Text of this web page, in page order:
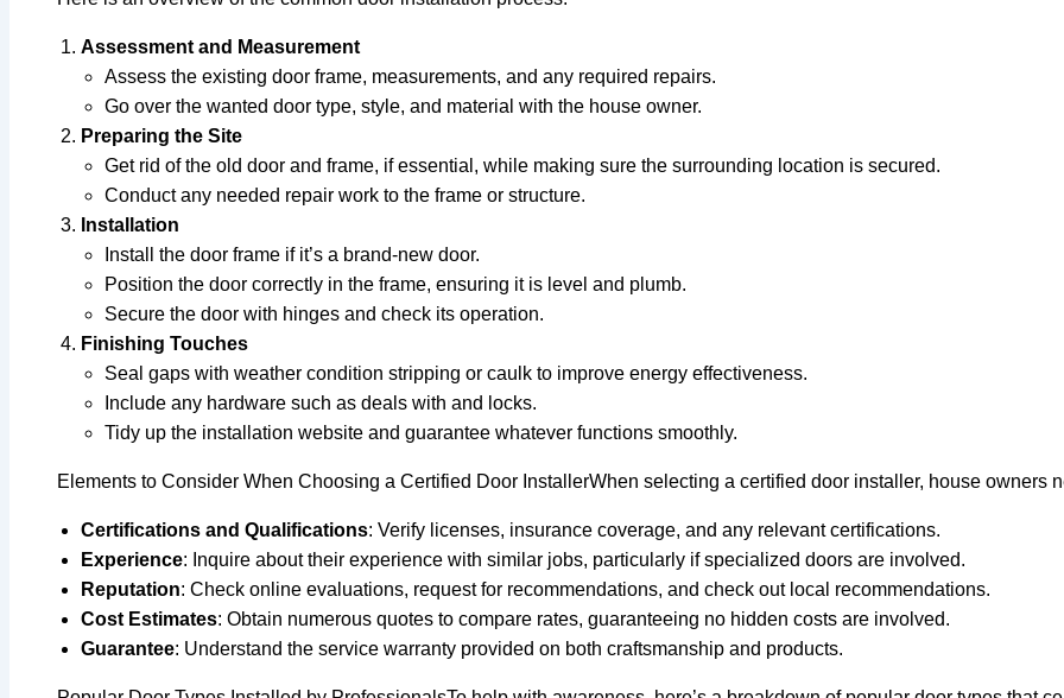
Assessment and Measurement
Assess the existing door frame, measurements, and any required repairs.
Go over the wanted door type, style, and material with the house owner.
Preparing the Site
Get rid of the old door and frame, if essential, while making sure the surrounding location is secured.
Conduct any needed repair work to the frame or structure.
Installation
Install the door frame if it’s a brand-new door.
Position the door correctly in the frame, ensuring it is level and plumb.
Secure the door with hinges and check its operation.
Finishing Touches
Seal gaps with weather condition stripping or caulk to improve energy effectiveness.
Include any hardware such as deals with and locks.
Tidy up the installation website and guarantee whatever functions smoothly.
Elements to Consider When Choosing a Certified Door InstallerWhen selecting a certified door installer, house owners
Certifications and Qualifications: Verify licenses, insurance coverage, and any relevant certifications.
Experience: Inquire about their experience with similar jobs, particularly if specialized doors are involved.
Reputation: Check online evaluations, request for recommendations, and check out local recommendations.
Cost Estimates: Obtain numerous quotes to compare rates, guaranteeing no hidden costs are involved.
Guarantee: Understand the service warranty provided on both craftsmanship and products.